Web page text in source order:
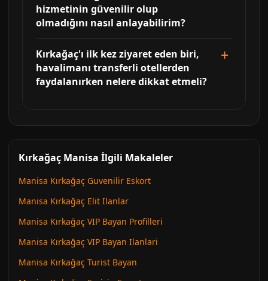
hizmetinin güvenilir olup
olmadığını nasıl anlayabilirim?
Kırkağaç'ı ilk kez ziyaret eden biri,
havalimanı transferli otellerden
faydalanırken nelere dikkat etmeli?
Kırkağaç Manisa İlgili Makaleler
Manisa Kırkağaç Guvenilir Eskort
Manisa Kırkağaç Elit Ilanlar
Manisa Kırkağaç VIP Bayan Profilleri
Manisa Kırkağaç VIP Bayan Ilanlari
Manisa Kırkağaç Turist Bayan